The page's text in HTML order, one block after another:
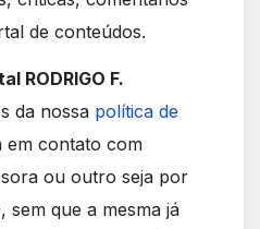
de conteúdos.
RODRIGO F.
da nossa política de
em contato com
ou outro seja por
que a mesma já